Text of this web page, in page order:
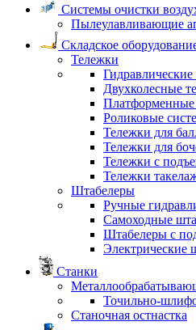
Системы очистки
Пылеулавливающие
Складское
Тележки
Двухколесные
Платформенные
Роликовые
Тележки для
Тележки для
Тележки с
Тележки
Штабелеры
Ручные
Самоходные
Штабелеры с
Электрические
Станки
Точильно-
Станочная остнастка